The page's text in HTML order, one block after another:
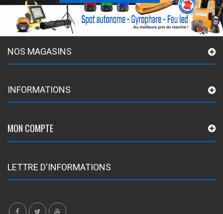
NOS MAGASINS
INFORMATIONS
MON COMPTE
LETTRE D'INFORMATIONS